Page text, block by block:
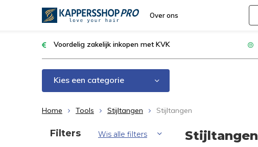
Over ons
Voordelig zakelijk inkopen met KVK
Kies een categorie
Home Tools Stijltangen Stijltangen
Stijltangen
Sorteren op:
Filters Wis alle filters